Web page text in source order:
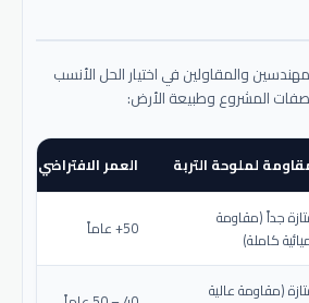
والمقاولين في اختيار الحل الأنسب
المشروع وطبيعة الأرض:
لملوحة التربة العمر الافتراضي
جداً (مقاومة
كاملة)
50+ عاماً
(مقاومة عالية